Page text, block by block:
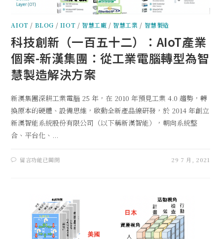
AIOT / BLOG / IIOT /智慧工廠 /智慧工業 / 智慧製造
科技創新（一百五十二）：AIoT產業
個案-新漢集團：從工業電腦轉型為智
慧製造解決方案
新漢集團深耕工業電腦 25 年，在 2010 年預見工業 4.0 趨勢，轉
換原本的硬體、設備思維，啟動全新產品線研發，於 2014 年創立
新漢智能系統股份有限公司（以下稱新漢智能），朝向系統整
合、平台化、...
留言功能已關閉 29 7 月, 2021